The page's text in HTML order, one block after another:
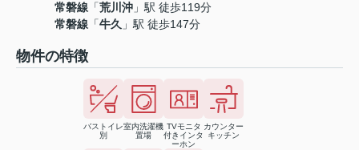
常磐線 「荒川沖 」駅 徒歩119分
常磐線 「牛久 」駅 徒歩147分
物件の特徴
バストイレ
別
室内洗濯機
置場
TVモニタ
付きインタ
ーホン
カウンター
キッチン